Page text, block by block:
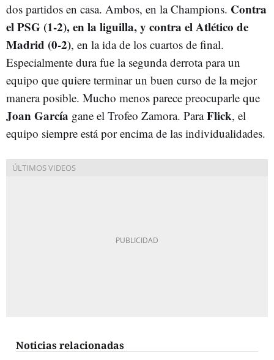
dos partidos en casa. Ambos, en la Champions. Contra
el PSG (1-2), en la liguilla, y contra el Atlético de
Madrid (0-2), en la ida de los cuartos de final.
Especialmente dura fue la segunda derrota para un
equipo que quiere terminar un buen curso de la mejor
manera posible. Mucho menos parece preocuparle que
Joan García gane el Trofeo Zamora. ParaFlick, el
equipo siempre está por encima de las individualidades.
Noticias relacionadas